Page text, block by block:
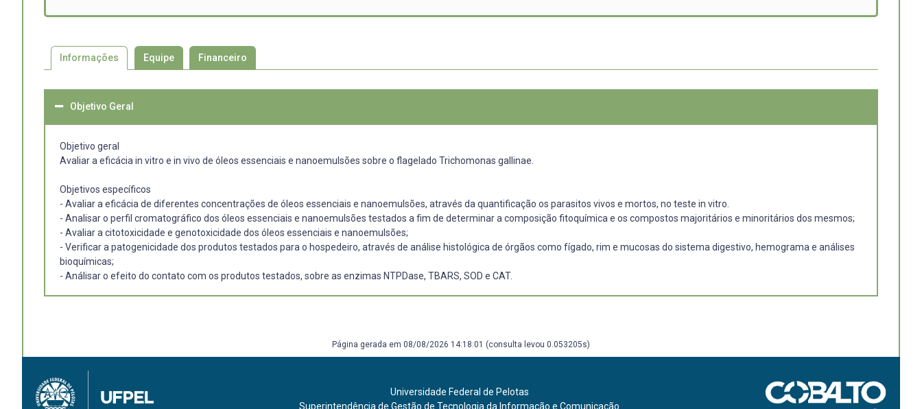
Informações Equipe Financeiro
Objetivo Geral
Objetivo geral
Avaliar a eficácia in vitro e in vivo de óleos essenciais e nanoemulsões sobre o flagelado Trichomonas gallinae.
Objetivos específicos
- Avaliar a eficácia de diferentes concentrações de óleos essenciais e nanoemulsões, através da quantificação os parasitos vivos e mortos, no teste in vitro.
- Analisar o perfil cromatográfico dos óleos essenciais e nanoemulsões testados a fim de determinar a composição fitoquímica e os compostos majoritários e minoritários dos mesmos;
- Avaliar a citotoxicidade e genotoxicidade dos óleos essenciais e nanoemulsões;
- Verificar a patogenicidade dos produtos testados para o hospedeiro, através de análise histológica de órgãos como fígado, rim e mucosas do sistema digestivo, hemograma e análises
bioquímicas;
- Análisar o efeito do contato com os produtos testados, sobre as enzimas NTPDase, TBARS, SOD e CAT.
Página gerada em 08/08/2026 14:18:01 (consulta levou 0.053205s)
Universidade Federal de Pelotas
Superintendência de Gestão de Tecnologia da Informação e Comunicação